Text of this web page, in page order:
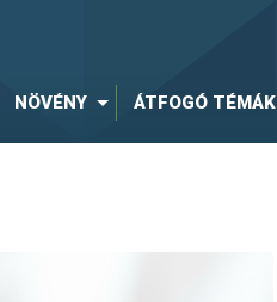
NÖVÉNY ÁTFOGÓ TÉMÁK